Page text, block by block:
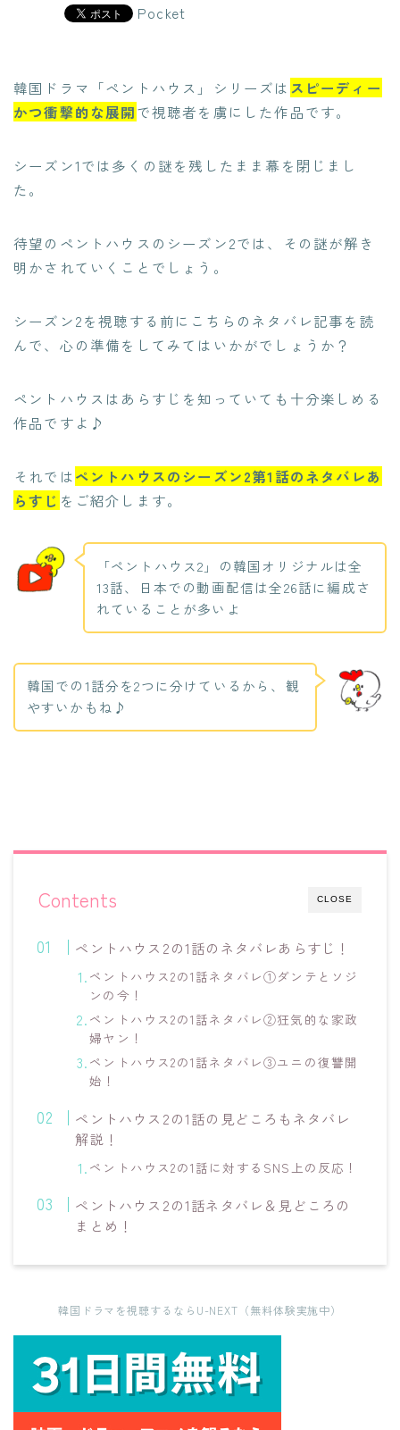
Pocket
韓国ドラマ「ペントハウス」シリーズは スピーディー
かつ衝撃的な展開で視聴者を虜にした作品です。
シーズン1では多くの謎を残したまま幕を閉じまし
た。
待望のペントハウスのシーズン2では、その謎が解き
明かされていくことでしょう。
シーズン2を視聴する前にこちらのネタバレ記事を読
んで、心の準備をしてみてはいかがでしょうか？
ペントハウスはあらすじを知っていても十分楽しめる
作品ですよ♪
それではペントハウスのシーズン2第1話のネタバレあ
らすじ をご紹介します。
「ペントハウス2」の韓国オリジナルは全
13話、日本での動画配信は全26話に編成さ
れていることが多いよ
韓国での1話分を2つに分けているから、観
やすいかもね♪
CLOSE
Contents
ペントハウス2の1話のネタバレあらすじ！
ペントハウス2の1話ネタバレ①ダンテとソジ
ンの今！
ペントハウス2の1話ネタバレ②狂気的な家政
婦ヤン！
ペントハウス2の1話ネタバレ③ユニの復讐開
始！
ペントハウス2の1話の見どころもネタバレ
解説！
ペントハウス2の1話に対するSNS上の反応！
ペントハウス2の1話ネタバレ＆見どころの
まとめ！
韓国ドラマを視聴するならU-NEXT（無料体験実施中）